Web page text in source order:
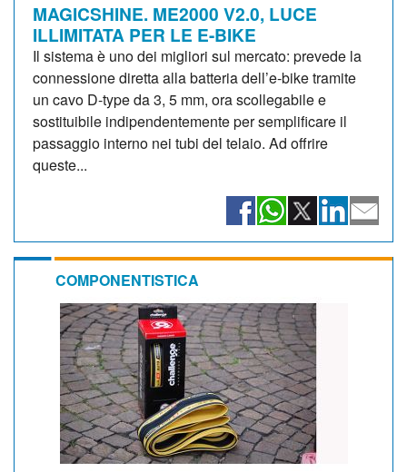
MAGICSHINE. ME2000 V2.0, LUCE
ILLIMITATA PER LE E-BIKE
Il sistema è uno dei migliori sul mercato: prevede la
connessione diretta alla batteria dell’e-bike tramite
un cavo D-type da 3, 5 mm, ora scollegabile e
sostituibile indipendentemente per semplificare il
passaggio interno nei tubi del telaio. Ad offrire
queste...
COMPONENTISTICA